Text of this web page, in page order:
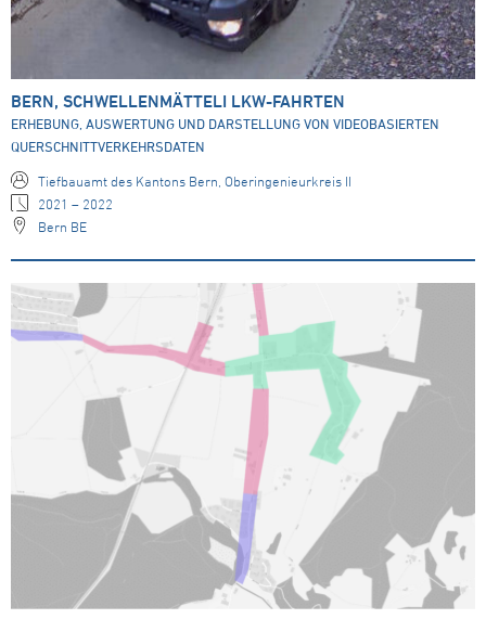
BERN, SCHWELLENMÄTTELI LKW-FAHRTEN
ERHEBUNG, AUSWERTUNG UND DARSTELLUNG VON VIDEOBASIERTEN
QUERSCHNITTVERKEHRSDATEN
Tiefbauamt des Kantons Bern, Oberingenieurkreis II
2021 – 2022
Bern BE